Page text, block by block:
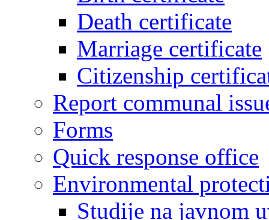
Death certificate
Marriage certificate
Citizenship
Report communal
Forms
Quick response office
Environmental
Studije na javnom